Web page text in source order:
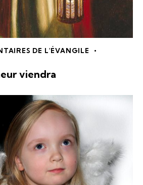
DE L'ÉVANGILE
viendra